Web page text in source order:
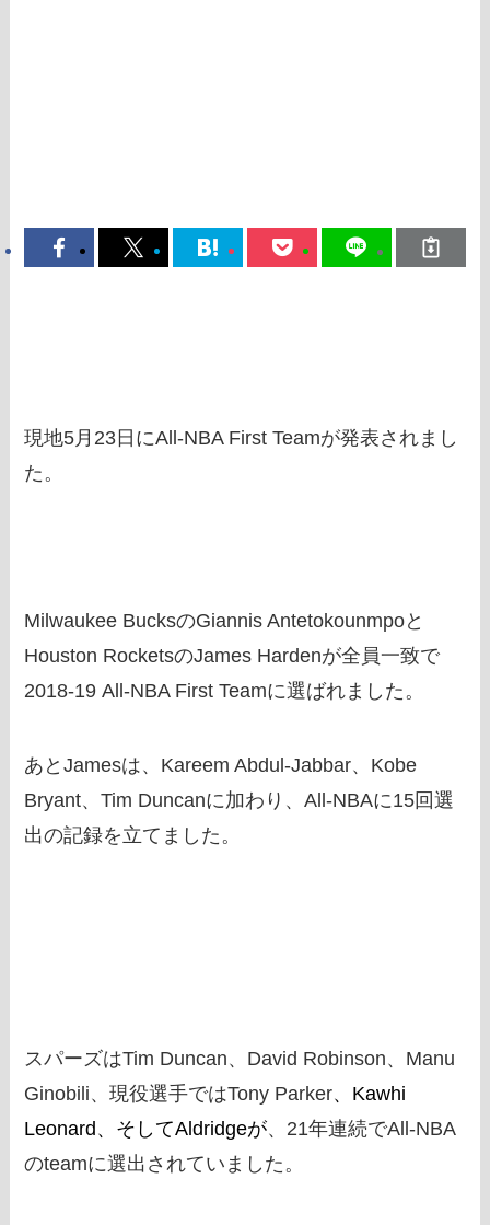
現地5月23日にAll-NBA First Teamが発表されまし
た。
Milwaukee BucksのGiannis Antetokounmpoと
Houston RocketsのJames Hardenが全員一致で
2018-19 All-NBA First Teamに選ばれました。
あとJamesは、Kareem Abdul-Jabbar、Kobe
Bryant、Tim Duncanに加わり、All-NBAに15回選
出の記録を立てました。
スパーズはTim Duncan、David Robinson、Manu
Ginobili、現役選手ではTony Parker、Kawhi
Leonard、そしてAldridgeが、21年連続でAll-NBA
のteamに選出されていました。